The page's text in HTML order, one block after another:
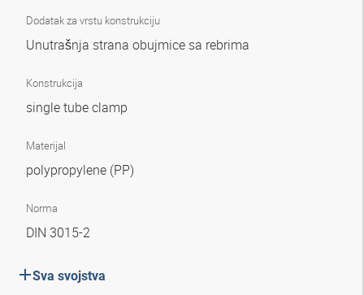
Dodatak za vrstu konstrukciju
Unutrašnja strana obujmice sa rebrima
Konstrukcija
single tube clamp
Materijal
polypropylene (PP)
Norma
DIN 3015-2
Sva svojstva